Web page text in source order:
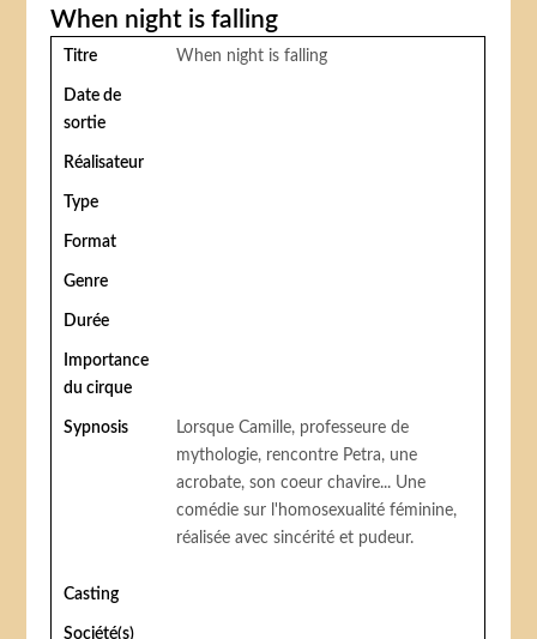
When night is falling
Titre When night is falling
Date de
sortie
Réalisateur
Type
Format
Genre
Durée
Importance
du cirque
Sypnosis
Lorsque Camille, professeure de
mythologie, rencontre Petra, une
acrobate, son coeur chavire... Une
comédie sur l'homosexualité féminine,
réalisée avec sincérité et pudeur.
Casting
Société(s)